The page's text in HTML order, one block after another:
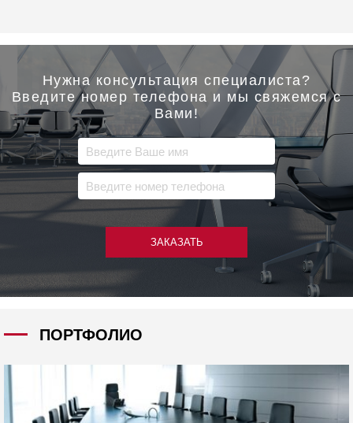
Нужна консультация специалиста?
Введите номер телефона и мы свяжемся с
Вами!
ЗАКАЗАТЬ
ПОРТФОЛИО